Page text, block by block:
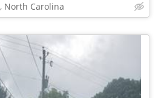
North Carolina